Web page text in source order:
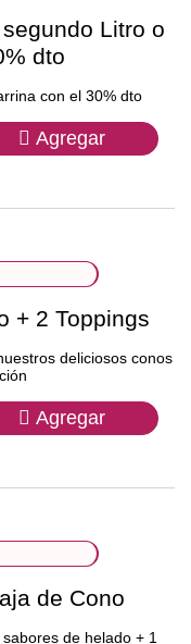
Litro o
dto
con el 30% dto
Agregar
+ 2 Toppings
deliciosos conos
Agregar
de Cono
de helado + 1